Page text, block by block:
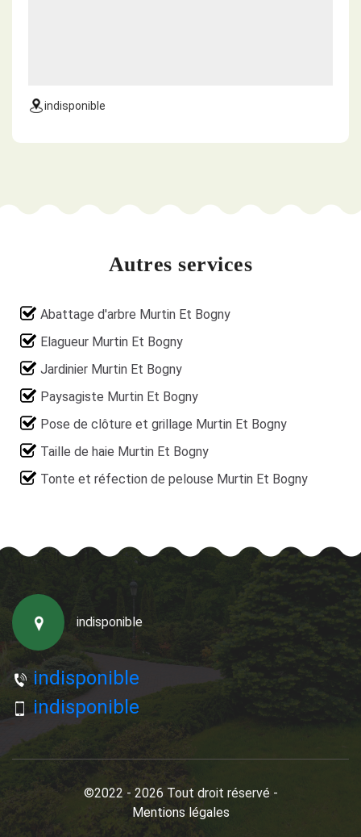
indisponible
Autres services
Abattage d'arbre Murtin Et Bogny
Elagueur Murtin Et Bogny
Jardinier Murtin Et Bogny
Paysagiste Murtin Et Bogny
Pose de clôture et grillage Murtin Et Bogny
Taille de haie Murtin Et Bogny
Tonte et réfection de pelouse Murtin Et Bogny
indisponible
indisponible
indisponible
©2022 - 2026 Tout droit réservé -
Mentions légales